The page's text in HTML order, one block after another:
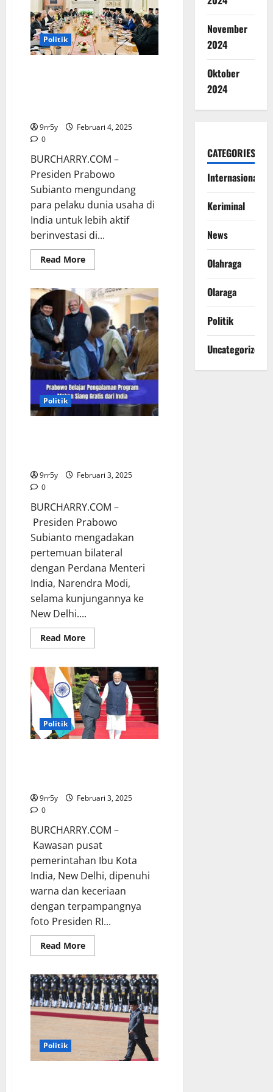
untuk
makan
malam
oleh
Presiden
India,
Politik
9rr5y
Februari 4, 2025
0
BURCHARRY.COM –
Presiden Prabowo
Subianto mengundang
para pelaku dunia usaha di
India untuk lebih aktif
berinvestasi di...
Read MoreRead
more
Mengajak
Pengusaha
India
Berkontribusi
dalam
Pembangunan
Infrastruktur
di
Indonesia
Politik
9rr5y
Februari 3, 2025
0
BURCHARRY.COM –
Presiden Prabowo
Subianto mengadakan
pertemuan bilateral
dengan Perdana Menteri
India, Narendra Modi,
selama kunjungannya ke
New Delhi....
Read MoreRead
more
Prabowo
dan
PM
India:
Berbagi
Pengalaman
Program
Makan
Siang
Politik
9rr5y
Februari 3, 2025
0
BURCHARRY.COM –
Kawasan pusat
pemerintahan Ibu Kota
India, New Delhi, dipenuhi
warna dan keceriaan
dengan terpampangnya
foto Presiden RI...
Read MoreRead
more
Gambar
Prabowo
dan
Bendera
Merah
Putih
Pemerintahan
India
Politik
November
2024
Oktober
2024
CATEGORIES
Internasional
Keriminal
News
Olahraga
Olaraga
Politik
Uncategorized